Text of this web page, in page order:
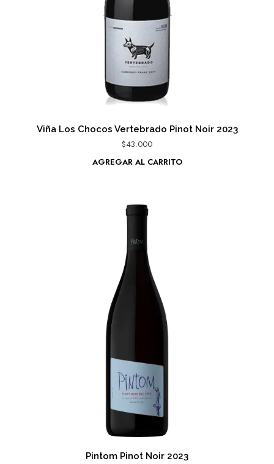
Viña Los Chocos Vertebrado Pinot Noir 2023
$43.000
AGREGAR AL CARRITO
Pintom Pinot Noir 2023